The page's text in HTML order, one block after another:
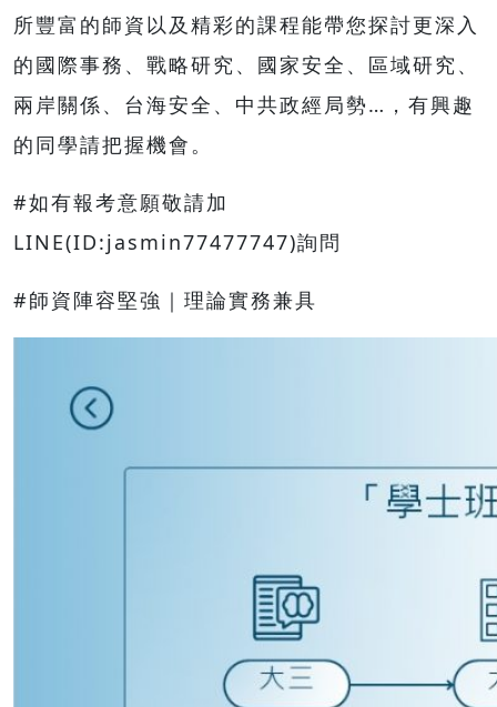
所豐富的師資以及精彩的課程能帶您探討更深入
的國際事務、戰略研究、國家安全、區域研究、
兩岸關係、台海安全、中共政經局勢…，有興趣
的同學請把握機會。
#如有報考意願敬請加
LINE(ID:jasmin77477747)詢問
#師資陣容堅強｜理論實務兼具